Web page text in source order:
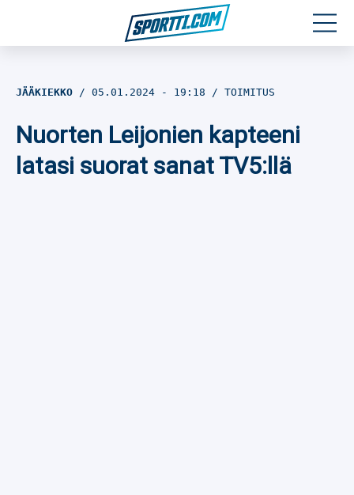
Jalkapallo
JÄÄKIEKKO 05.01.2024 - 19:18 TOIMITUS
Nuorten Leijonien kapteeni
latasi suorat sanat TV5:llä